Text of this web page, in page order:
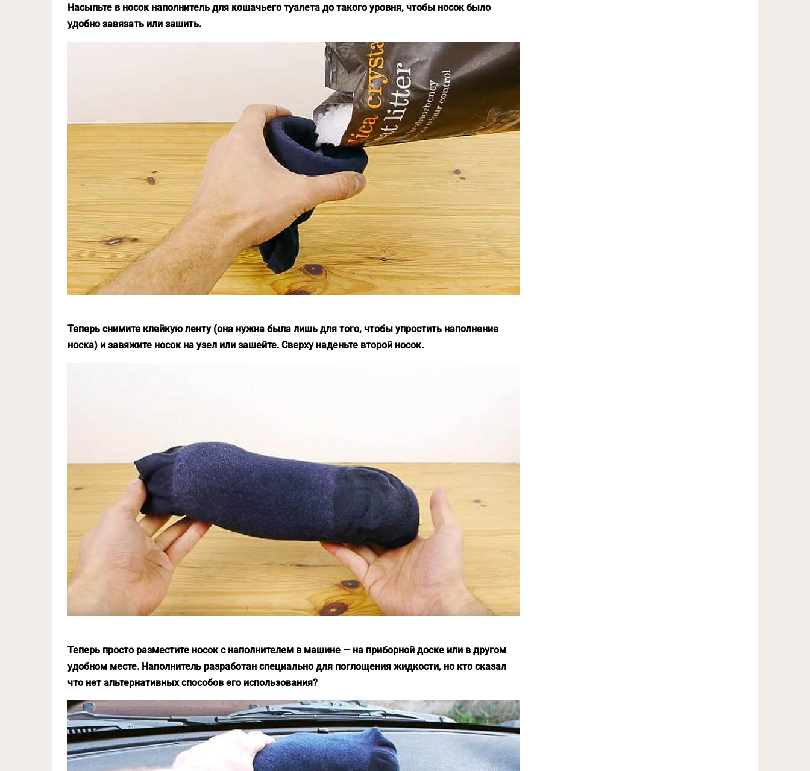
Насыпьте в носок наполнитель для кошачьего туалета до такого уровня, чтобы носок было
удобно завязать или зашить.
Теперь снимите клейкую ленту (она нужна была лишь для того, чтобы упростить наполнение
носка) и завяжите носок на узел или зашейте. Сверху наденьте второй носок.
Теперь просто разместите носок с наполнителем в машине — на приборной доске или в другом
удобном месте. Наполнитель разработан специально для поглощения жидкости, но кто сказал
что нет альтернативных способов его использования?